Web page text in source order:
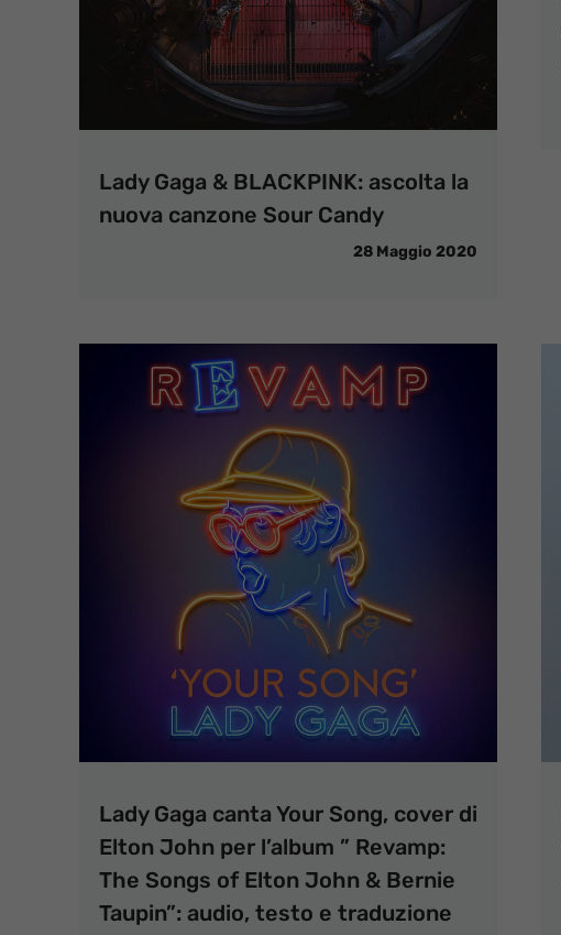
Lady Gaga & BLACKPINK: ascolta la
nuova canzone Sour Candy
28 Maggio 2020
Lady Gaga canta Your Song, cover di
Elton John per l’album ” Revamp:
The Songs of Elton John & Bernie
Taupin”: audio, testo e traduzione